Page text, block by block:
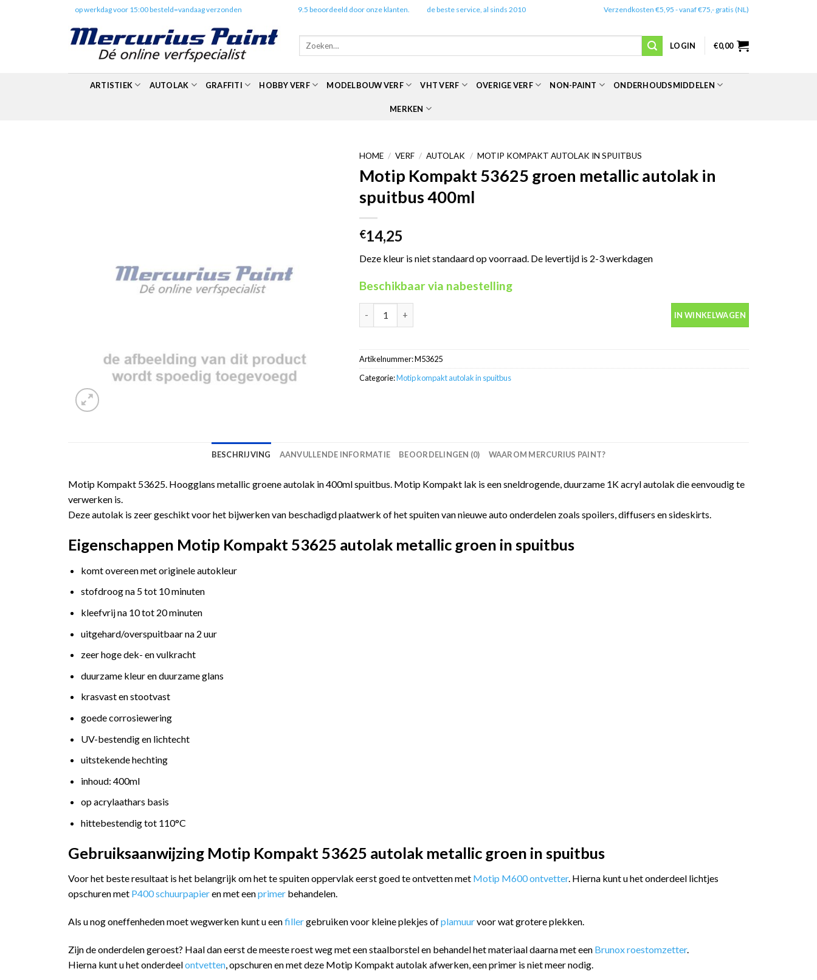
op werkdag voor 15:00 besteld=vandaag verzonden 9.5 beoordeeld door onze klanten. de beste service, al sinds 2010 Verzendkosten €5,95 - vanaf €75,- gratis (NL)
Zoeken
LOGIN €0,00
ARTISTIEK AUTOLAK GRAFFITI HOBBY VERF MODELBOUW VERF VHT VERF OVERIGE VERF NON-PAINT ONDERHOUDSMIDDELEN
MERKEN
HOME / VERF / AUTOLAK / MOTIP KOMPAKT AUTOLAK IN SPUITBUS
Motip Kompakt 53625 groen metallic autolak in
spuitbus 400ml
€14,25
Deze kleur is niet standaard op voorraad. De levertijd is 2-3 werkdagen
Beschikbaar via nabestelling
IN WINKELWAGEN
Artikelnummer:M53625
Categorie:Motip kompakt autolak in spuitbus
BESCHRIJVING AANVULLENDE INFORMATIE BEOORDELINGEN (0) WAAROM MERCURIUS PAINT?
Motip Kompakt 53625. Hoogglans metallic groene autolak in 400ml spuitbus. Motip Kompakt lak is een sneldrogende, duurzame 1K acryl autolak die eenvoudig te
verwerken is.
Deze autolak is zeer geschikt voor het bijwerken van beschadigd plaatwerk of het spuiten van nieuwe auto onderdelen zoals spoilers, diffusers en sideskirts.
Eigenschappen Motip Kompakt 53625 autolak metallic groen in spuitbus
komt overeen met originele autokleur
stofdroog na 5 tot 10 minuten
kleefvrij na 10 tot 20 minuten
uitgehard/overspuitbaar na 2 uur
zeer hoge dek- en vulkracht
duurzame kleur en duurzame glans
krasvast en stootvast
goede corrosiewering
UV-bestendig en lichtecht
uitstekende hechting
inhoud: 400ml
op acrylaathars basis
hittebestendig tot 110°C
Gebruiksaanwijzing Motip Kompakt 53625 autolak metallic groen in spuitbus
Voor het beste resultaat is het belangrijk om het te spuiten oppervlak eerst goed te ontvetten met Motip M600 ontvetter. Hierna kunt u het onderdeel lichtjes
opschuren met P400 schuurpapieren met eenprimer behandelen.
Als u nog oneffenheden moet wegwerken kunt u eenfillergebruiken voor kleine plekjes ofplamuurvoor wat grotere plekken.
Zijn de onderdelen geroest? Haal dan eerst de meeste roest weg met een staalborstel en behandel het materiaal daarna met een Brunox roestomzetter.
Hierna kunt u het onderdeelontvetten, opschuren en met deze Motip Kompakt autolak afwerken, een primer is niet meer nodig.